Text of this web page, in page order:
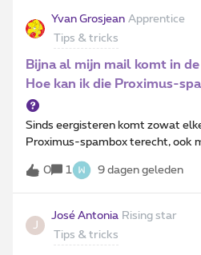
nieuwe features die we willen
verbeteringen aan de algemene
klaar is om als nieuwe update
geven. Het zou alleszins een
Yvan Grosjean Apprentice
Tips & tricks
Bijna al mijn mail komt in
Hoe kan ik die Proximus-
Sinds eergisteren komt zowat
Proximus-spambox terecht, ook
gewoon doorkwamen - terwijl
in de spambox terechtkwam (dat
doen). NU moet ik manueel elke
uit de spambox halen met
heb regels opgesteld maar die
Proximus-spamfilter uitzetten?
0 1 9 dagen geleden
J
José Antonia Rising star
Tips & tricks